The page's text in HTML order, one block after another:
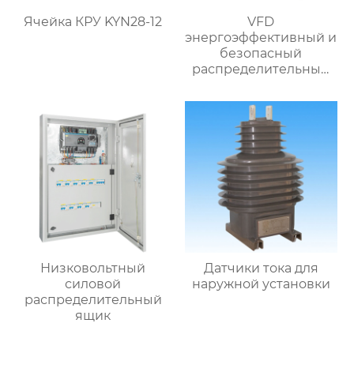
Ячейка КРУ KYN28-12
VFD
энергоэффективный и
безопасный
распределительный
Низковольтный
силовой
распределительный
ящик
Датчики тока для
наружной установки